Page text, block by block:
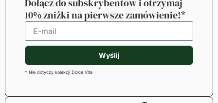
10% zniżki na pierwsze zamówienie!*
Wyślij
* Nie dotyczy kolekcji Dolce Vita